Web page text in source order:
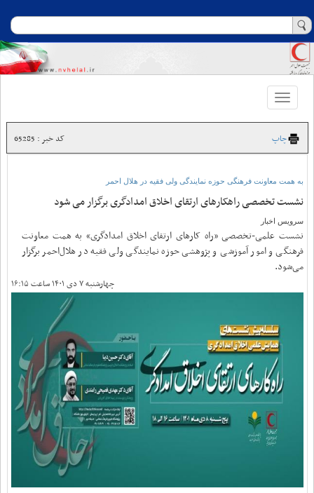
Toggle
navigation
چاپ کد خبر : 65285
به همت معاونت فرهنگی حوزه نمایندگی ولی فقیه در هلال احمر
نشست تخصصی راهکارهای ارتقای اخلاق امدادگری برگزار می شود
سرویس اخبار
نشست علمی-تخصصی «راه کارهای ارتقای اخلاق امدادگری» به همت معاونت
فرهنگی و امور آموزشی و پژوهشی حوزه نمایندگی ولی فقیه در هلال‌احمر برگزار
می‌شود.
چهارشنبه ۷ دی ۱۴۰۱ ساعت ۱۶:۱۵